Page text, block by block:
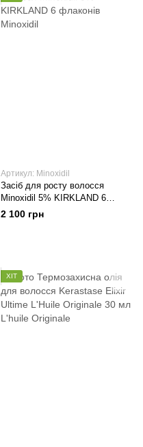
Артикул: Minoxidil
Засіб для росту волосся
Minoxidil 5% KIRKLAND 6
флаконів
2 100 грн
ХІТ